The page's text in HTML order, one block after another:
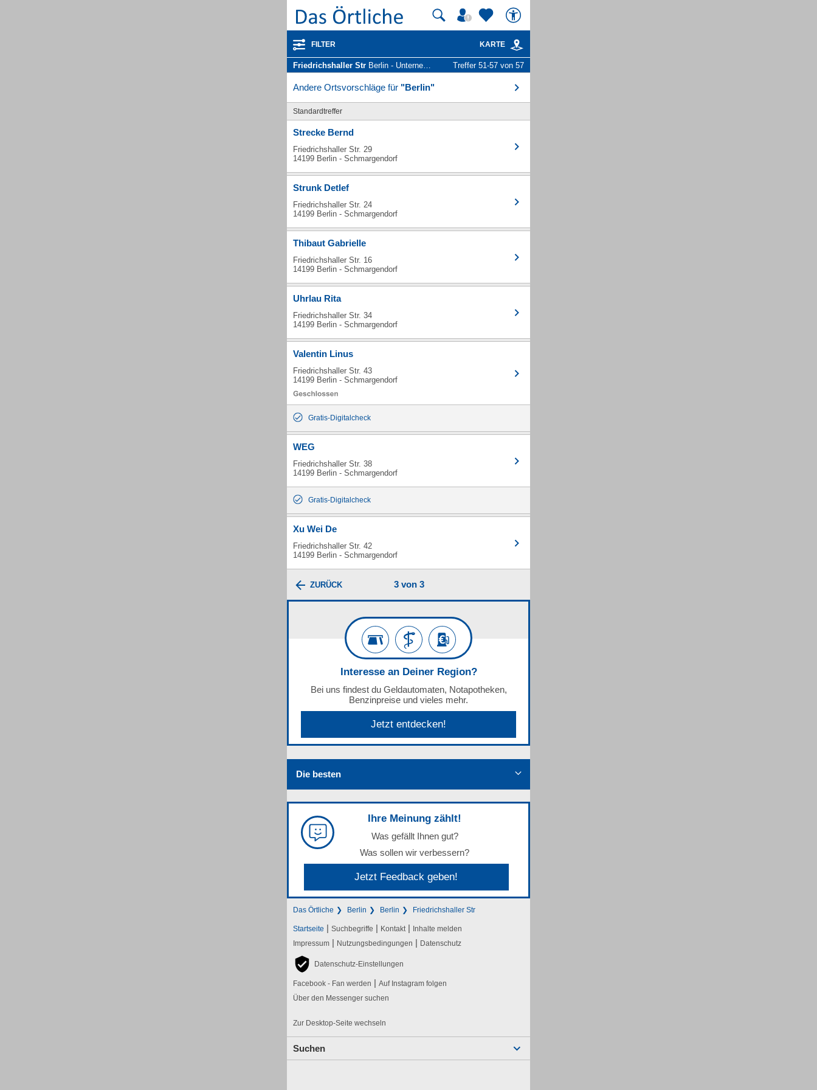
FILTER KARTE
Friedrichshaller Str Berlin - Unternehmen und Personen Treffer 51-57 von 57
Andere Ortsvorschläge für "Berlin"
Standardtreffer
Strecke Bernd
Friedrichshaller Str. 29
14199 Berlin - Schmargendorf
Strunk Detlef
Friedrichshaller Str. 24
14199 Berlin - Schmargendorf
Thibaut Gabrielle
Friedrichshaller Str. 16
14199 Berlin - Schmargendorf
Uhrlau Rita
Friedrichshaller Str. 34
14199 Berlin - Schmargendorf
Valentin Linus
Friedrichshaller Str. 43
14199 Berlin - Schmargendorf
Gratis-Digitalcheck
WEG
Friedrichshaller Str. 38
14199 Berlin - Schmargendorf
Gratis-Digitalcheck
Xu Wei De
Friedrichshaller Str. 42
14199 Berlin - Schmargendorf
ZURÜCK 3 von 3
Interesse an Deiner Region?
Bei uns findest du Geldautomaten, Notapotheken,
Benzinpreise und vieles mehr.
Jetzt entdecken!
Die besten
Ihre Meinung zählt!
Was gefällt Ihnen gut?
Was sollen wir verbessern?
Jetzt Feedback geben!
Das Örtliche Berlin Berlin Friedrichshaller Str
Startseite | Suchbegriffe | Kontakt | Inhalte melden
Impressum | Nutzungsbedingungen | Datenschutz
Datenschutz-Einstellungen
Facebook - Fan werden | Auf Instagram folgen
Über den Messenger suchen
Zur Desktop-Seite wechseln
Suchen